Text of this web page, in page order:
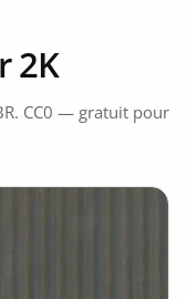
2K
CC0 — gratuit pour